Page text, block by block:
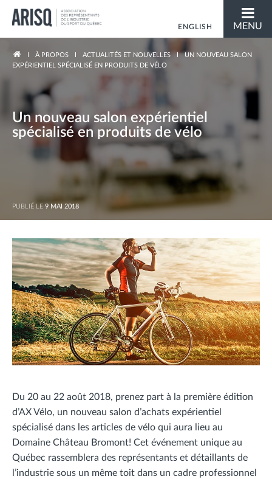
ENGLISH MENU
Vous êtes ici
À PROPOS ACTUALITÉS ET NOUVELLES
UN NOUVEAU SALON
EXPÉRIENTIEL SPÉCIALISÉ EN PRODUITS DE VÉLO
Un nouveau salon expérientiel
spécialisé en produits de vélo
PUBLIÉ LE 9 MAI 2018
Du 20 au 22 août 2018, prenez part à la première édition
d’AX Vélo, un nouveau salon d’achats expérientiel
spécialisé dans les articles de vélo qui aura lieu au
Domaine Château Bromont! Cet événement unique au
Québec rassemblera des représentants et détaillants de
l’industrie sous un même toit dans un cadre professionnel